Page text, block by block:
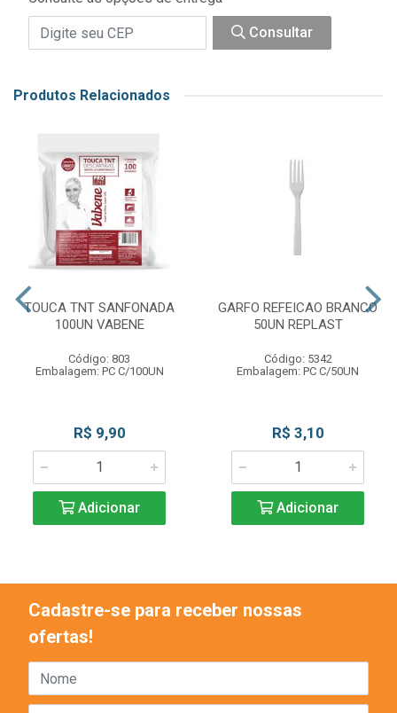
Consultar
Produtos Relacionados
TOUCA TNT SANFONADA
100UN VABENE
Código: 803
Embalagem: PC C/100UN
R$ 9,90
Adicionar
GARFO REFEICAO BRANCO
50UN REPLAST
Código: 5342
Embalagem: PC C/50UN
R$ 3,10
Adicionar
Cadastre-se para receber nossas
ofertas!